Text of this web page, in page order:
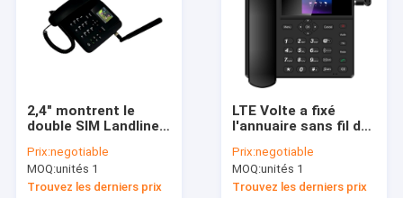
2,4" montrent le
double SIM Landline
WIFI point
névralgique de GSM
Prix:negotiable
MOQ:unités 1
Trouvez les derniers prix
LTE Volte a fixé
l'annuaire sans fil de
téléphone
Prix:negotiable
MOQ:unités 1
Trouvez les derniers prix